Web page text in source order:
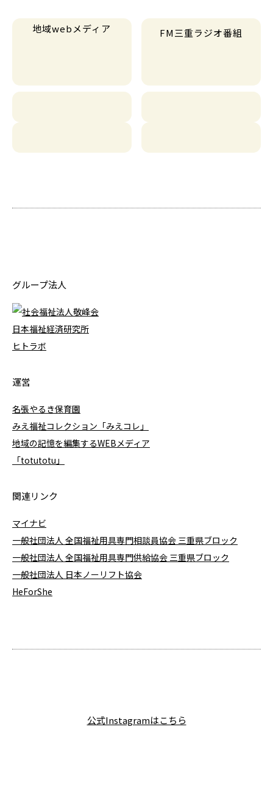
地域webメディア FM三重ラジオ番組
グループ法人
日本福祉経済研究所
ヒトラボ
運営
名張やるき保育園
みえ福祉コレクション「みえコレ」
地域の記憶を編集するWEBメディア
「totutotu」
関連リンク
マイナビ
一般社団法人 全国福祉用具専門相談員協会 三重県ブロック
一般社団法人 全国福祉用具専門供給協会 三重県ブロック
一般社団法人 日本ノーリフト協会
HeForShe
公式Instagramはこちら